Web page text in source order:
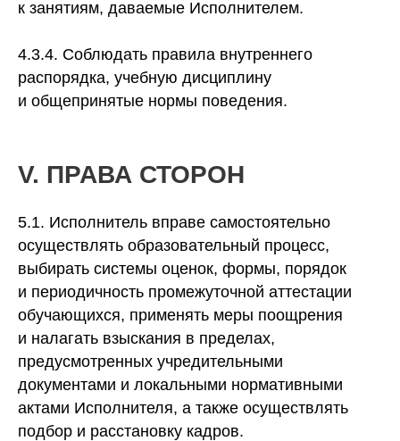
к занятиям, даваемые Исполнителем.
4.3.4. Соблюдать правила внутреннего
распорядка, учебную дисциплину
и общепринятые нормы поведения.
V. ПРАВА СТОРОН
5.1. Исполнитель вправе самостоятельно
осуществлять образовательный процесс,
выбирать системы оценок, формы, порядок
и периодичность промежуточной аттестации
обучающихся, применять меры поощрения
и налагать взыскания в пределах,
предусмотренных учредительными
документами и локальными нормативными
актами Исполнителя, а также осуществлять
подбор и расстановку кадров.